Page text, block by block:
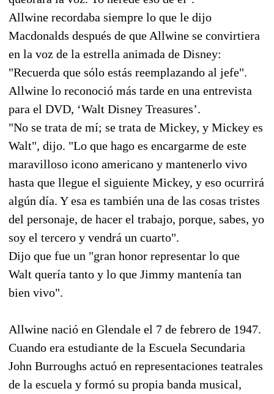
Allwine recordaba siempre lo que le dijo
Macdonalds después de que Allwine se convirtiera
en la voz de la estrella animada de Disney:
"Recuerda que sólo estás reemplazando al jefe".
Allwine lo reconoció más tarde en una entrevista
para el DVD, ‘Walt Disney Treasures’.
"No se trata de mí; se trata de Mickey, y Mickey es
Walt", dijo. "Lo que hago es encargarme de este
maravilloso icono americano y mantenerlo vivo
hasta que llegue el siguiente Mickey, y eso ocurrirá
algún día. Y esa es también una de las cosas tristes
del personaje, de hacer el trabajo, porque, sabes, yo
soy el tercero y vendrá un cuarto".
Dijo que fue un "gran honor representar lo que
Walt quería tanto y lo que Jimmy mantenía tan
bien vivo".
Allwine nació en Glendale el 7 de febrero de 1947.
Cuando era estudiante de la Escuela Secundaria
John Burroughs actuó en representaciones teatrales
de la escuela y formó su propia banda musical,